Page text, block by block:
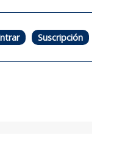
Suscripción